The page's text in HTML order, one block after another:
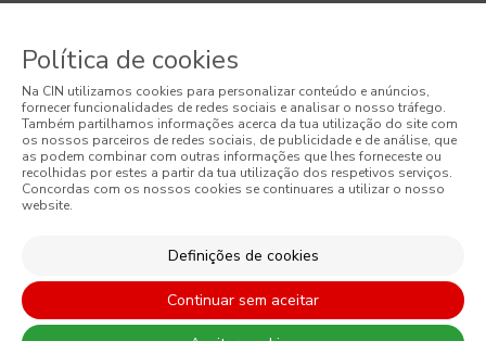
Termos e Condições
Política de Privacidade
Política de Cookies
Condições Gerais de Venda
Política de cookies
Na CIN utilizamos cookies para personalizar conteúdo e anúncios,
fornecer funcionalidades de redes sociais e analisar o nosso tráfego.
Também partilhamos informações acerca da tua utilização do site com
os nossos parceiros de redes sociais, de publicidade e de análise, que
as podem combinar com outras informações que lhes forneceste ou
recolhidas por estes a partir da tua utilização dos respetivos serviços.
Concordas com os nossos cookies se continuares a utilizar o nosso
website.
Definições de cookies
Continuar sem aceitar